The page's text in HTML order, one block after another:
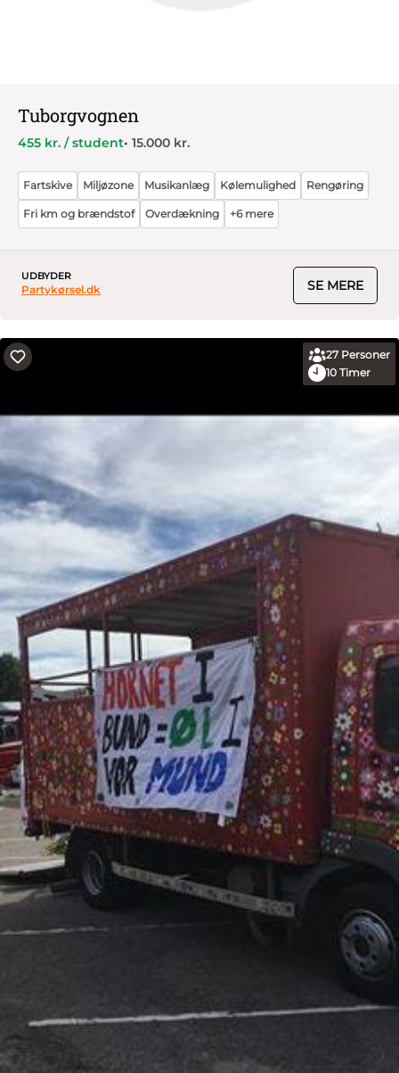
Tuborgvognen
455 kr. / student• 15.000 kr.
Fartskive Miljøzone Musikanlæg Kølemulighed Rengøring
Fri km og brændstof Overdækning +6 mere
UDBYDER
Partykørsel.dk SE MERE
27 Personer
10 Timer